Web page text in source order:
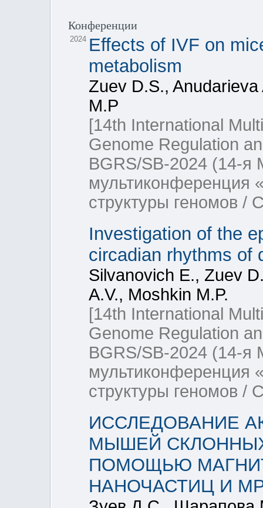
Конференции
2024 Effects of IVF on
metabolism
Zuev D.S.,
M.P
[14th International
Genome Regulation
BGRS/SB-2024 (14-я
мультиконференция
структуры геномов /
Investigation of the
circadian rhythms of
Silvanovich Е., Zuev
A.V., Moshkin M.P.
[14th International
Genome Regulation
BGRS/SB-2024 (14-я
мультиконференция
структуры геномов /
ИССЛЕДОВАНИЕ
МЫШЕЙ
ПОМОЩЬЮ
НАНОЧАСТИЦ И